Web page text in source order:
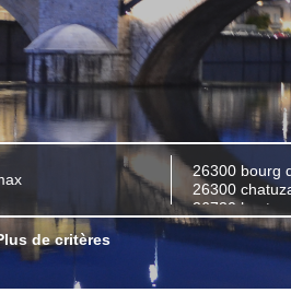
de critères